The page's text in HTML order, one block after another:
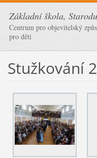
Základní škola,
Centrum pro objevitelský
pro děti
Stužkování